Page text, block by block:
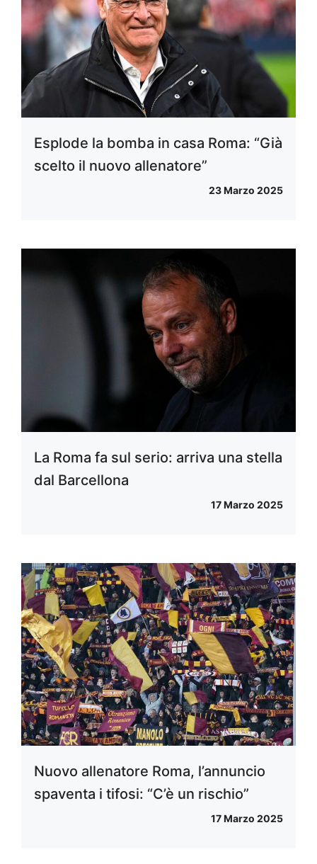
Esplode la bomba in casa Roma: “Già
scelto il nuovo allenatore”
23 Marzo 2025
La Roma fa sul serio: arriva una stella
dal Barcellona
17 Marzo 2025
Nuovo allenatore Roma, l’annuncio
spaventa i tifosi: “C’è un rischio”
17 Marzo 2025